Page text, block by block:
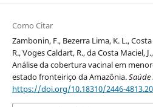
Como Citar
Zambonin, F., Bezerra Lima, K. L.,
R., Voges Caldart, R., da Costa Maciel,
Análise da cobertura vacinal em
estado fronteiriço da Amazônia.Saúde
https://doi.org/10.18310/2446-